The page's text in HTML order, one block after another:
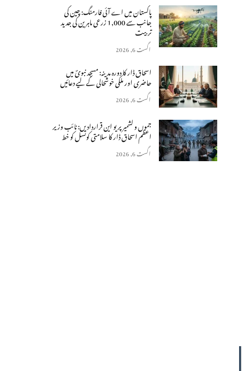
پاکستان میں اے آئی فارمنگ: چین کی
جانب سے 1,000 زرعی ماہرین کی جدید
تربیت
اگست 6, 2026
اسحاق ڈار کا دورہ مدینہ: مسجد نبویؐ میں
حاضری اور ملکی خوشحالی کے لیے دعائیں
اگست 6, 2026
جموں و کشمیر پر یو این قراردادیں: نائب وزیر
اعظم اسحاق ڈار کا سلامتی کونسل کو خط
اگست 6, 2026